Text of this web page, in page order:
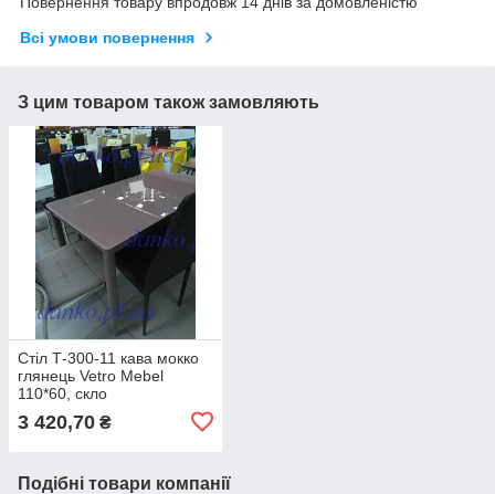
Всі умови повернення
З цим товаром також замовляють
Стіл Т-300-11 кава мокко
глянець Vetro Mebel
110*60, скло
3 420,70 ₴
Подібні товари компанії